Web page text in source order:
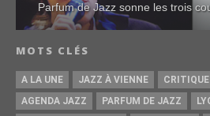
Parfum de Jazz sonne les trois
MOTS CLÉS
A LA UNE JAZZ À VIENNE
AGENDA JAZZ
PARFUM DE JAZZ